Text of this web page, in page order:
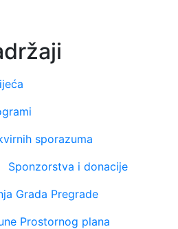
sporazuma
Sponzorstva i donacije
Grada Pregrade
Prostornog plana